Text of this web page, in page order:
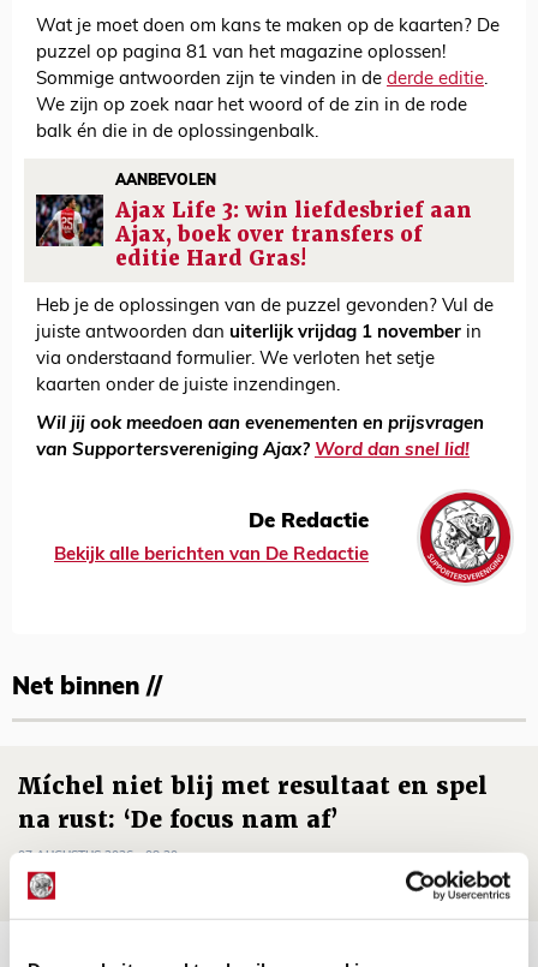
Wat je moet doen om kans te maken op de kaarten? De
puzzel op pagina 81 van het magazine oplossen!
Sommige antwoorden zijn te vinden in de derde editie.
We zijn op zoek naar het woord of de zin in de rode
balk én die in de oplossingenbalk.
AANBEVOLEN
Ajax Life 3: win liefdesbrief aan
Ajax, boek over transfers of
editie Hard Gras!
Heb je de oplossingen van de puzzel gevonden? Vul de
juiste antwoorden dan uiterlijk vrijdag 1 november in
via onderstaand formulier. We verloten het setje
kaarten onder de juiste inzendingen.
Wil jij ook meedoen aan evenementen en prijsvragen
van Supportersvereniging Ajax? Word dan snel lid!
De Redactie
Bekijk alle berichten van De Redactie
Net binnen //
Míchel niet blij met resultaat en spel
na rust: ‘De focus nam af’
07 AUGUSTUS 2026 - 08:30
NIEUWS